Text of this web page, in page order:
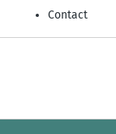
Contact